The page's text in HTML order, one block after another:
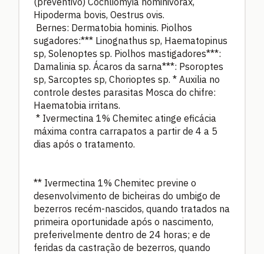
Hipoderma bovis, Oestrus ovis.
Bernes: Dermatobia hominis. Piolhos
sugadores:*** Linognathus sp, Haematopinus
sp, Solenoptes sp. Piolhos mastigadores***:
Damalinia sp. Ácaros da sarna***: Psoroptes
sp, Sarcoptes sp, Chorioptes sp. * Auxilia no
controle destes parasitas Mosca do chifre:
Haematobia irritans.
* Ivermectina 1% Chemitec atinge eficácia
máxima contra carrapatos a partir de 4 a 5
dias após o tratamento.
** Ivermectina 1% Chemitec previne o
desenvolvimento de bicheiras do umbigo de
bezerros recém-nascidos, quando tratados na
primeira oportunidade após o nascimento,
preferivelmente dentro de 24 horas; e de
feridas da castração de bezerros, quando